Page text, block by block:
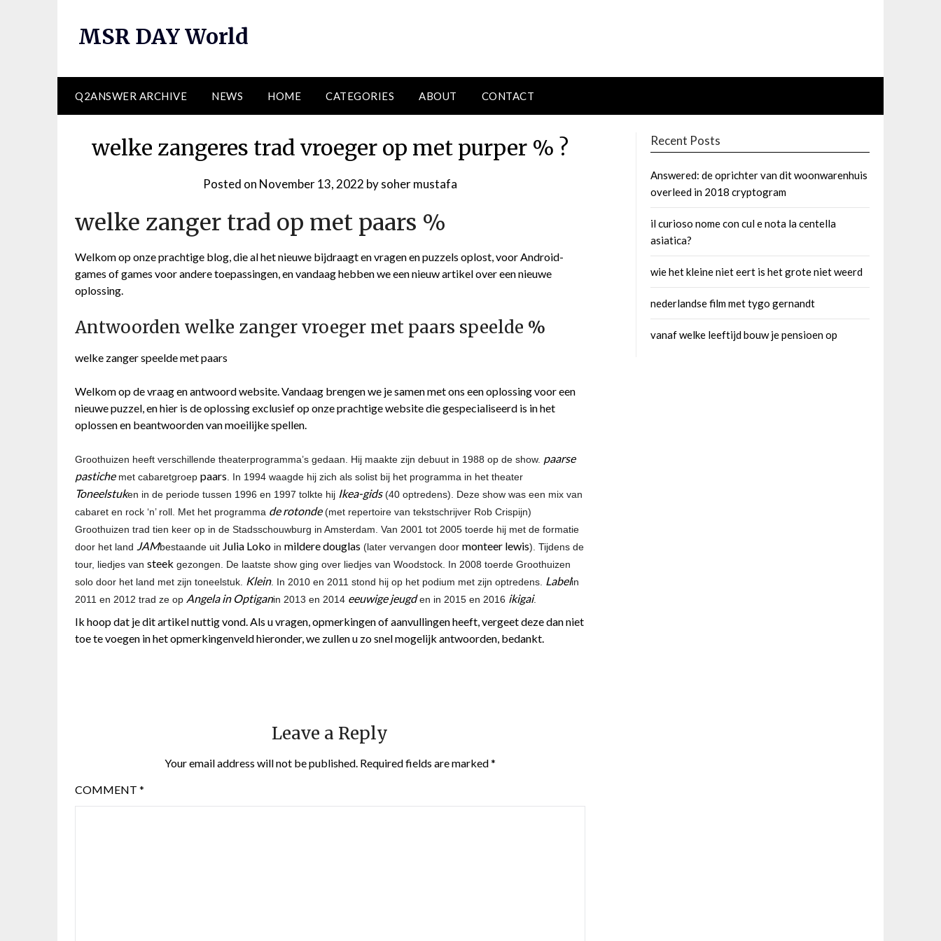
MSR DAY World
Q2ANSWER ARCHIVE NEWS HOME CATEGORIES ABOUT CONTACT
welke zangeres trad vroeger op met purper % ?
Posted on November 13, 2022 bysoher mustafa
welke zanger trad op met paars %
Welkom op onze prachtige blog, die al het nieuwe bijdraagt ​​en vragen en puzzels oplost, voor Android-
games of games voor andere toepassingen, en vandaag hebben we een nieuw artikel over een nieuwe
oplossing.
Antwoorden welke zanger vroeger met paars speelde %
welke zanger speelde met paars
Welkom op de vraag en antwoord website. Vandaag brengen we je samen met ons een oplossing voor een
nieuwe puzzel, en hier is de oplossing exclusief op onze prachtige website die gespecialiseerd is in het
oplossen en beantwoorden van moeilijke spellen.
Groothuizen heeft verschillende theaterprogramma’s gedaan. Hij maakte zijn debuut in 1988 op de show. paarse
pastichemet cabaretgroep paars . In 1994 waagde hij zich als solist bij het programma in het theater
Toneelstuken in de periode tussen 1996 en 1997 tolkte hij Ikea-gids(40 optredens). Deze show was een mix van
cabaret en rock ‘n’ roll. Met het programma de rotonde(met repertoire van tekstschrijver Rob Crispijn)
Groothuizen trad tien keer op in de Stadsschouwburg in Amsterdam. Van 2001 tot 2005 toerde hij met de formatie
door het land JAMbestaande uit Julia Loko in mildere douglas (later vervangen door monteer lewis). Tijdens de
tour, liedjes van steek gezongen. De laatste show ging over liedjes van Woodstock. In 2008 toerde Groothuizen
solo door het land met zijn toneelstuk.
Klein. In 2010 en 2011 stond hij op het podium met zijn optredens. Labelin
2011 en 2012 trad ze op Angela in Optiganin 2013 en 2014 eeuwige jeugden in 2015 en 2016 ikigai.
Ik hoop dat je dit artikel nuttig vond. Als u vragen, opmerkingen of aanvullingen heeft, vergeet deze dan niet
toe te voegen in het opmerkingenveld hieronder, we zullen u zo snel mogelijk antwoorden, bedankt.
Leave a Reply
Your email address will not be published. Required fields are marked*
COMMENT *
Recent Posts
Answered: de oprichter van dit woonwarenhuis
overleed in 2018 cryptogram
il curioso nome con cul e nota la centella
asiatica?
wie het kleine niet eert is het grote niet weerd
nederlandse film met tygo gernandt
vanaf welke leeftijd bouw je pensioen op